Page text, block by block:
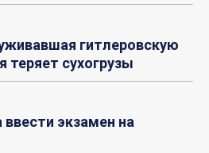
гитлеровскую
теряет сухогрузы
экзамен на